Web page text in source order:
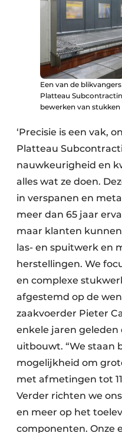
Een van de
Platteau
bewerken van stukken
‘Precisie is een vak,
Platteau
nauwkeurigheid en
alles wat ze doen.
in verspanen en
meer dan 65 jaar
maar klanten
las- en spuitwerk en
herstellingen. We
en complexe
afgestemd op de
zaakvoerder Pieter
enkele jaren
uitbouwt. “We staan
mogelijkheid om
met afmetingen tot
Verder richten we
en meer op het
componenten. Onze